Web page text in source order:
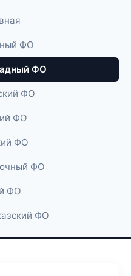
ФО
ФО
ФО
ФО
ФО
ФО
ФО
ФО